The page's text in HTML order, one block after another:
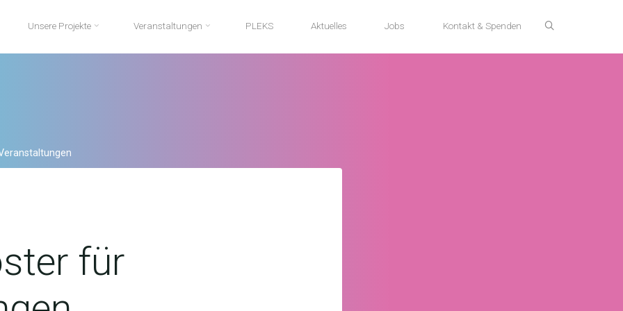
Unsere Projekte Veranstaltungen PLEKS Aktuelles Jobs Kontakt & Spenden
für